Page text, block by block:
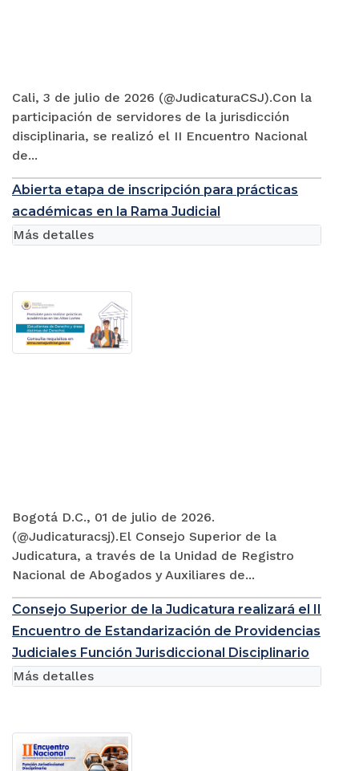
Cali, 3 de julio de 2026 (@JudicaturaCSJ).Con la
participación de servidores de la jurisdicción
disciplinaria, se realizó el II Encuentro Nacional
de...
Abierta etapa de inscripción para prácticas
académicas en la Rama Judicial
Bogotá D.C., 01 de julio de 2026.
(@Judicaturacsj).El Consejo Superior de la
Judicatura, a través de la Unidad de Registro
Nacional de Abogados y Auxiliares de...
Más detalles
Consejo Superior de la Judicatura realizará el II
Encuentro de Estandarización de Providencias
Judiciales Función Jurisdiccional Disciplinario
Más detalles